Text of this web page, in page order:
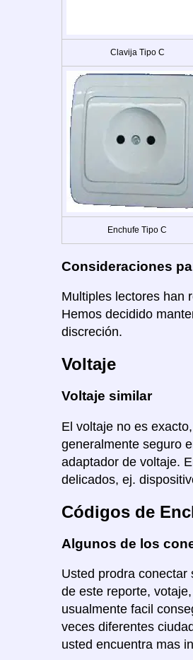
Clavija Tipo C
Enchufe Tipo C
Consideraciones
Multiples lectores han
Hemos decidido
discreción.
Voltaje
Voltaje similar
El voltaje no es
generalmente seguro
adaptador de voltaje.
delicados, ej.
Códigos de
Algunos de los
Usted prodra
de este reporte,
usualmente facil
veces diferentes
usted encuentra mas